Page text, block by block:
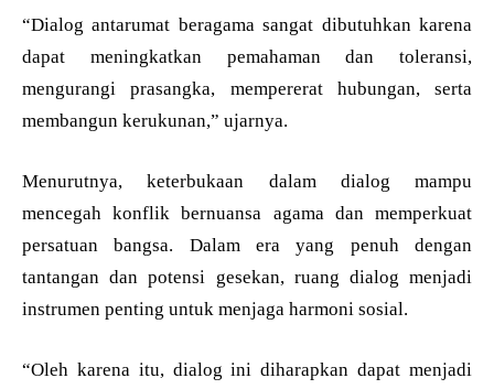
“Dialog antarumat beragama sangat dibutuhkan karena
dapat meningkatkan pemahaman dan toleransi,
mengurangi prasangka, mempererat hubungan, serta
membangun kerukunan,” ujarnya.
Menurutnya, keterbukaan dalam dialog mampu
mencegah konflik bernuansa agama dan memperkuat
persatuan bangsa. Dalam era yang penuh dengan
tantangan dan potensi gesekan, ruang dialog menjadi
instrumen penting untuk menjaga harmoni sosial.
“Oleh karena itu, dialog ini diharapkan dapat menjadi